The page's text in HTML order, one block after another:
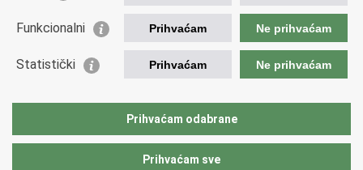
Odnosi s javnošću
Važne poveznice
Ministarstvo unutarnjih poslova
Funkcionalni Prihvaćam Ne prihvaćam
Statistički Prihvaćam Ne prihvaćam
Prihvaćam odabrane
Prihvaćam sve